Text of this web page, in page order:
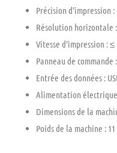
Précision d’impression :
Résolution horizontale
Vitesse d’impression : ≤
Panneau de commande
Entrée des données :
Alimentation électrique
Dimensions de la
Poids de la machine : 11